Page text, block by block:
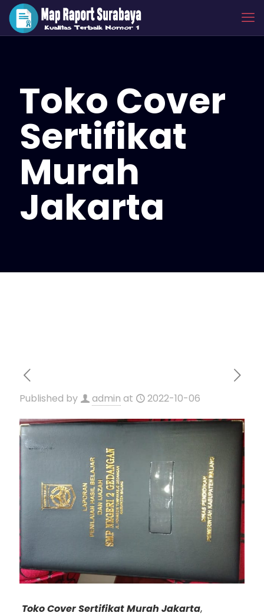
Toko Cover
Sertifikat
Murah
Jakarta
Published by admin at 2022-10-06
Toko Cover Sertifikat Murah Jakarta,